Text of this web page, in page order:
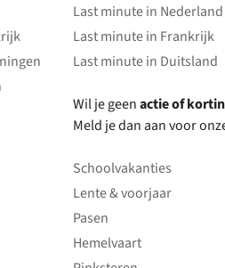
Last minute in Nederland
Last minute in Frankrijk
Last minute in Duitsland
Wil je geenactie of
Meld je dan aan voor
Schoolvakanties
Lente & voorjaar
Pasen
Hemelvaart